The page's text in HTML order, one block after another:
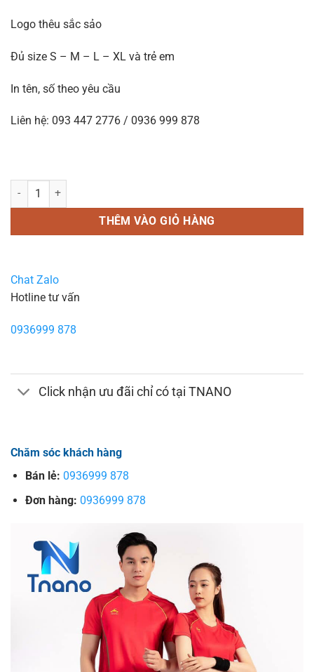
Logo thêu sắc sảo
Đủ size S – M – L – XL và trẻ em
In tên, số theo yêu cầu
Liên hệ: 093 447 2776 / 0936 999 878
In áo bóng đá B40 màu đen số lượng
THÊM VÀO GIỎ HÀNG
Chat Zalo
Hotline tư vấn
0936999 878
Click nhận ưu đãi chỉ có tại TNANO
Chăm sóc khách hàng
Bán lẻ: 0936999 878
Đơn hàng: 0936999 878